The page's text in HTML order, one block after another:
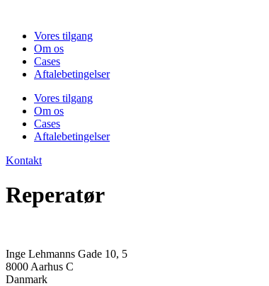
indholdVores tilgang
Om os
Cases
Aftalebetingelser
Vores tilgang
Om os
Cases
Aftalebetingelser
Kontakt
Reperatør
Inge Lehmanns Gade 10, 5
8000 Aarhus C
Danmark